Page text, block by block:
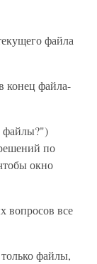
файла
конец файла-
файлы?")
по
окно
вопросов все
файлы,